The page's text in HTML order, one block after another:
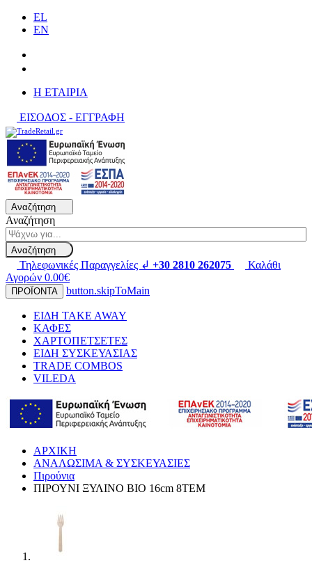
EL
EN
H ΕΤΑΙΡΙΑ
ΕΙΣΟΔΟΣ - ΕΓΓΡΑΦΗ
Αναζήτηση
Αναζήτηση
Αναζήτηση
Τηλεφωνικές Παραγγελίες ↲ +30 2810 262075
Καλάθι
Αγορών 0.00€
ΠΡΟΪΟΝΤΑ button.skipToMain
ΕΙΔΗ TAKE AWAY
ΚΑΦΕΣ
ΧΑΡΤΟΠΕΤΣΕΤΕΣ
ΕΙΔΗ ΣΥΣΚΕΥΑΣΙΑΣ
TRADE COMBOS
VILEDA
ΑΡΧΙΚΗ
ΑΝΑΛΩΣΙΜΑ & ΣΥΣΚΕΥΑΣΙΕΣ
Πιρούνια
ΠΙΡΟΥΝΙ ΞΥΛΙΝΟ ΒΙΟ 16cm 8ΤΕΜ